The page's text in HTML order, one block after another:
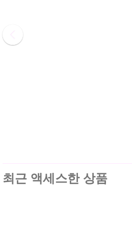
최근 액세스한 상품